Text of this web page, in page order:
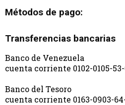
Métodos de pago:
Transferencias bancarias
Banco de Venezuela
cuenta corriente 0102-0105-
Banco del Tesoro
cuenta corriente 0163-0903-